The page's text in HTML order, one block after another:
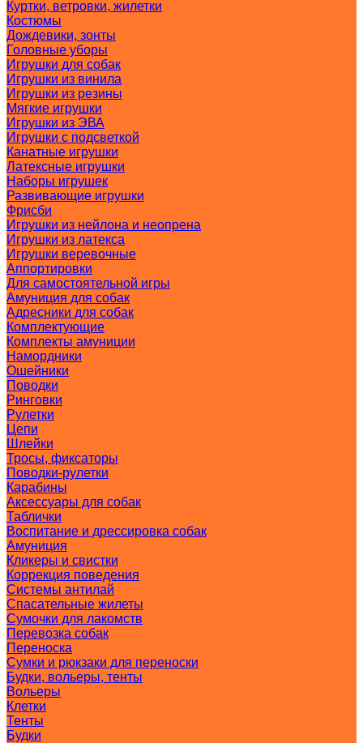
Куртки, ветровки, жилетки
Костюмы
Дождевики, зонты
Головные уборы
Игрушки для собак
Игрушки из винила
Игрушки из резины
Мягкие игрушки
Игрушки из ЭВА
Игрушки с подсветкой
Канатные игрушки
Латексные игрушки
Наборы игрушек
Развивающие игрушки
Фрисби
Игрушки из нейлона и неопрена
Игрушки из латекса
Игрушки веревочные
Аппортировки
Для самостоятельной игры
Амуниция для собак
Адресники для собак
Комплектующие
Комплекты амуниции
Намордники
Ошейники
Поводки
Ринговки
Рулетки
Цепи
Шлейки
Тросы, фиксаторы
Поводки-рулетки
Карабины
Аксессуары для собак
Таблички
Воспитание и дрессировка собак
Амуниция
Кликеры и свистки
Коррекция поведения
Системы антилай
Спасательные жилеты
Сумочки для лакомств
Перевозка собак
Переноска
Сумки и рюкзаки для переноски
Будки, вольеры, тенты
Вольеры
Клетки
Тенты
Будки